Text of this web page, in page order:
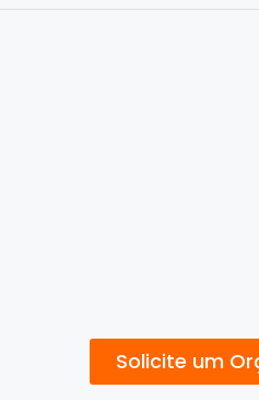
Solicite um